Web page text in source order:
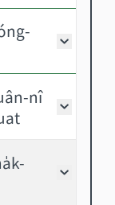
禮拜講
nî
公元年
數字讀